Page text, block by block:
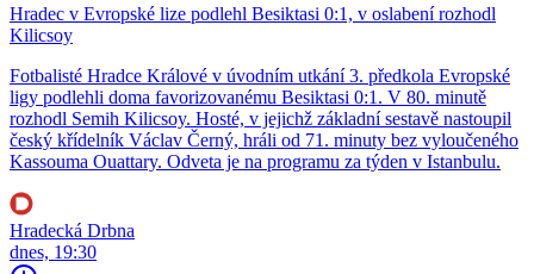
Hradec v Evropské lize podlehl Besiktasi 0:1, v oslabení rozhodl
Kilicsoy
Fotbalisté Hradce Králové v úvodním utkání 3. předkola Evropské
ligy podlehli doma favorizovanému Besiktasi 0:1. V 80. minutě
rozhodl Semih Kilicsoy. Hosté, v jejichž základní sestavě nastoupil
český křídelník Václav Černý, hráli od 71. minuty bez vyloučeného
Kassouma Ouattary. Odveta je na programu za týden v Istanbulu.
Hradecká Drbna
dnes, 19:30